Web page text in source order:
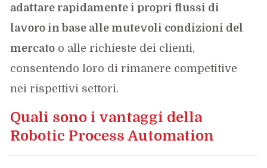
adattare rapidamente i propri flussi di
lavoro in base alle mutevoli condizioni del
mercato o alle richieste dei clienti,
consentendo loro di rimanere competitive
nei rispettivi settori.
Quali sono i vantaggi della
Robotic Process Automation